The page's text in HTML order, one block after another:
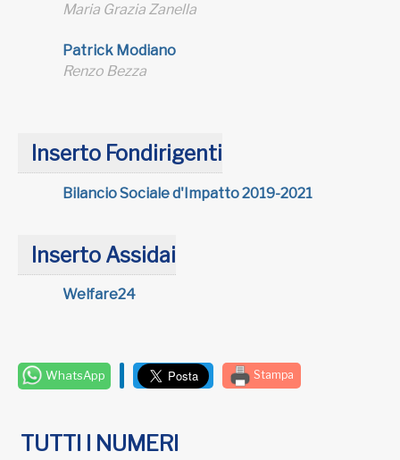
Maria Grazia Zanella
Patrick Modiano
Renzo Bezza
Inserto Fondirigenti
Bilancio Sociale d'Impatto 2019-2021
Inserto Assidai
Welfare24
WhatsApp Stampa
TUTTI I NUMERI